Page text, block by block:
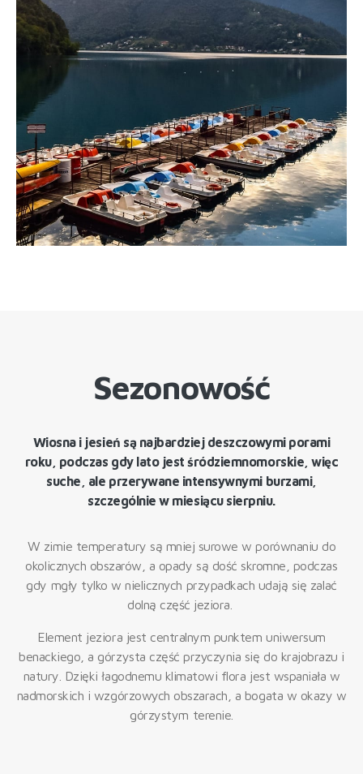
Sezonowość
Wiosna i jesień są najbardziej deszczowymi porami
roku, podczas gdy lato jest śródziemnomorskie, więc
suche, ale przerywane intensywnymi burzami,
szczególnie w miesiącu sierpniu.
W zimie temperatury są mniej surowe w porównaniu do
okolicznych obszarów, a opady są dość skromne, podczas
gdy mgły tylko w nielicznych przypadkach udają się zalać
dolną część jeziora.
Element jeziora jest centralnym punktem uniwersum
benackiego, a górzysta część przyczynia się do krajobrazu i
natury. Dzięki łagodnemu klimatowi flora jest wspaniała w
nadmorskich i wzgórzowych obszarach, a bogata w okazy w
górzystym terenie.